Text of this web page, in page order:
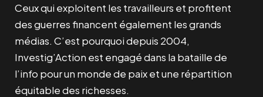
Ceux qui exploitent les travailleurs et profitent
des guerres financent également les grands
médias. C’est pourquoi depuis 2004,
Investig’Action est engagé dans la bataille de
l’info pour un monde de paix et une répartition
équitable des richesses.